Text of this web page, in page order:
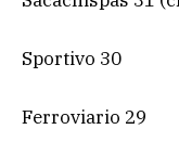
Sportivo 30
Ferroviario 29